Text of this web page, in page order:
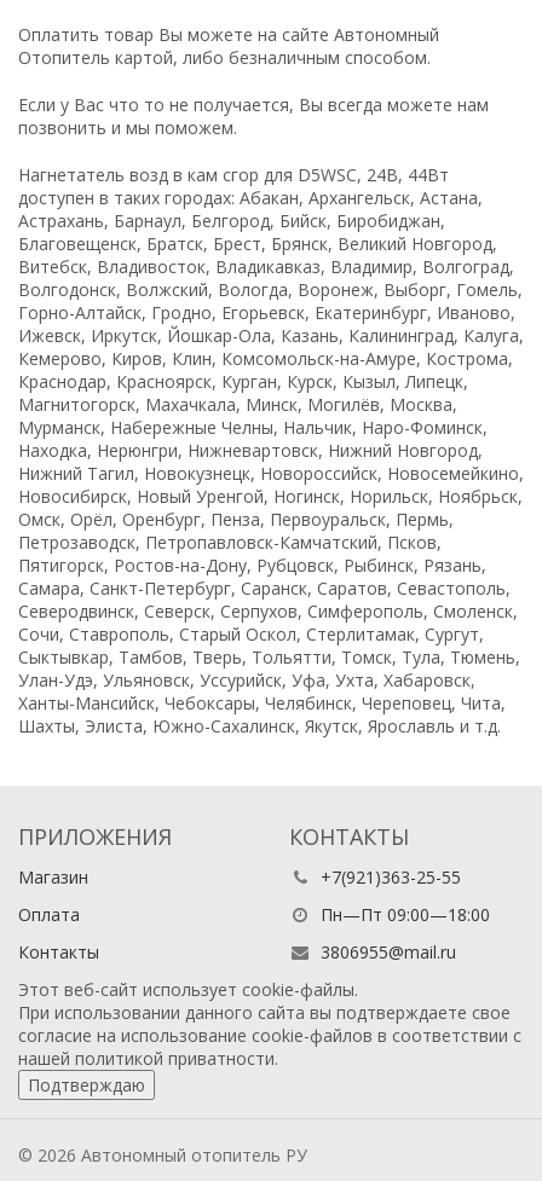
Оплатить товар Вы можете на сайте Автономный
Отопитель картой, либо безналичным способом.
Если у Вас что то не получается, Вы всегда можете нам
позвонить и мы поможем.
Нагнетатель возд в кам сгор для D5WSC, 24B, 44Вт
доступен в таких городах: Абакан, Архангельск, Астана,
Астрахань, Барнаул, Белгород, Бийск, Биробиджан,
Благовещенск, Братск, Брест, Брянск, Великий Новгород,
Витебск, Владивосток, Владикавказ, Владимир, Волгоград,
Волгодонск, Волжский, Вологда, Воронеж, Выборг, Гомель,
Горно-Алтайск, Гродно, Егорьевск, Екатеринбург, Иваново,
Ижевск, Иркутск, Йошкар-Ола, Казань, Калининград, Калуга,
Кемерово, Киров, Клин, Комсомольск-на-Амуре, Кострома,
Краснодар, Красноярск, Курган, Курск, Кызыл, Липецк,
Магнитогорск, Махачкала, Минск, Могилёв, Москва,
Мурманск, Набережные Челны, Нальчик, Наро-Фоминск,
Находка, Нерюнгри, Нижневартовск, Нижний Новгород,
Нижний Тагил, Новокузнецк, Новороссийск, Новосемейкино,
Новосибирск, Новый Уренгой, Ногинск, Норильск, Ноябрьск,
Омск, Орёл, Оренбург, Пенза, Первоуральск, Пермь,
Петрозаводск, Петропавловск-Камчатский, Псков,
Пятигорск, Ростов-на-Дону, Рубцовск, Рыбинск, Рязань,
Самара, Санкт-Петербург, Саранск, Саратов, Севастополь,
Северодвинск, Северск, Серпухов, Симферополь, Смоленск,
Сочи, Ставрополь, Старый Оскол, Стерлитамак, Сургут,
Сыктывкар, Тамбов, Тверь, Тольятти, Томск, Тула, Тюмень,
Улан-Удэ, Ульяновск, Уссурийск, Уфа, Ухта, Хабаровск,
Ханты-Мансийск, Чебоксары, Челябинск, Череповец, Чита,
Шахты, Элиста, Южно-Сахалинск, Якутск, Ярославль и т.д.
ПРИЛОЖЕНИЯ
Магазин
Оплата
Контакты
КОНТАКТЫ
+7(921)363-25-55
Пн—Пт 09:00—18:00
3806955@mail.ru
Этот веб-сайт использует cookie-файлы.
При использовании данного сайта вы подтверждаете свое
согласие на использование cookie-файлов в соответствии с
нашей политикой приватности.
Подтверждаю
© 2026 Автономный отопитель РУ